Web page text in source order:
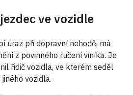
ve vozidle
úraz při dopravní nehodě, má
z povinného ručení viníka. Je
řidič vozidla, ve kterém seděl
vozidla.